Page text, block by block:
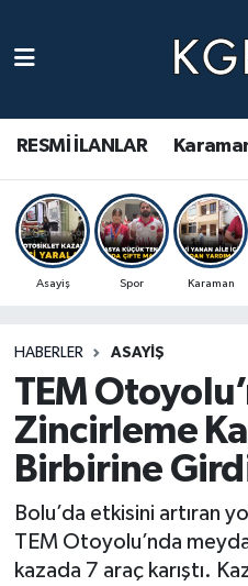
RESMİ İLANLAR
Asayiş Spor Karaman
HABERLER ASAYIŞ
TEM
Zincirleme
Birbirine
Bolu’da etkisini artıran
TEM Otoyolu’nda
kazada 7 araç karıştı.
Gündem Haberleri
Güncel Haberler
Spor Haberleri
Ulusal Haberler
Vefat Edenler